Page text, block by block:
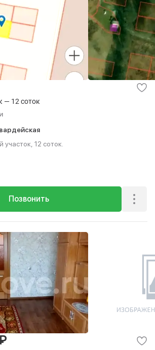
— 12 соток
12 соток.
Позвонить